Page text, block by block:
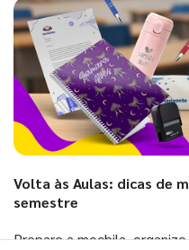
Volta às Aulas: dicas de
semestre
Prepare a mochila,